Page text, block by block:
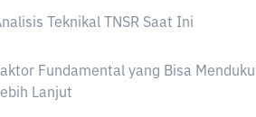
Teknikal TNSR Saat Ini
Fundamental yang Bisa
Lanjut